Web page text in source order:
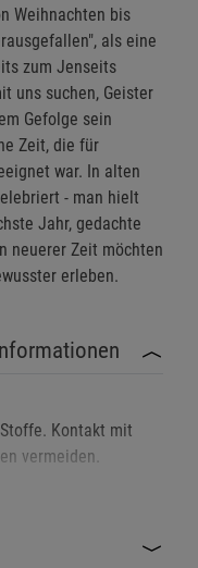
Weihnachten bis
als eine
zum Jenseits
uns suchen, Geister
Gefolge sein
Zeit, die für
war. In alten
- man hielt
Jahr, gedachte
neuerer Zeit möchten
erleben.
Kontakt mit
vermeiden.
des Rauchs. In
geeignet.